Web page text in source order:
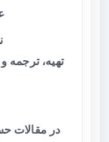
تهیه، ترجمه
در مقالات